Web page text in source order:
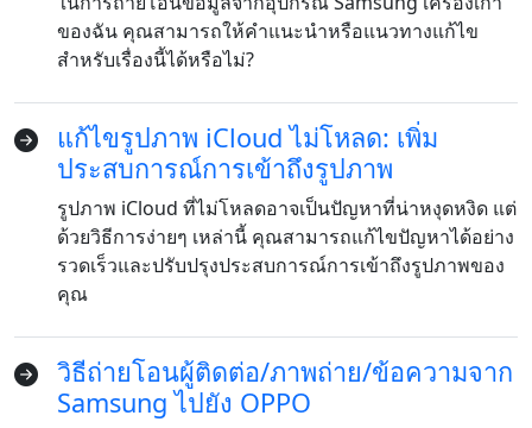
ของฉัน คุณสามารถให้คำแนะนำหรือแนวทางแก้ไข
สำหรับเรื่องนี้ได้หรือไม่?
แก้ไขรูปภาพ iCloud ไม่โหลด: เพิ่ม
ประสบการณ์การเข้าถึงรูปภาพ
รูปภาพ iCloud ที่ไม่โหลดอาจเป็นปัญหาที่น่าหงุดหงิด แต่
ด้วยวิธีการง่ายๆ เหล่านี้ คุณสามารถแก้ไขปัญหาได้อย่าง
รวดเร็วและปรับปรุงประสบการณ์การเข้าถึงรูปภาพของ
คุณ
วิธีถ่ายโอนผู้ติดต่อ/ภาพถ่าย/ข้อความจาก
Samsung ไปยัง OPPO
สลับภาษา
English Nederlands
Tiếng Việt
Deutsche
Français
Italiano
Norsk
Suomalainen